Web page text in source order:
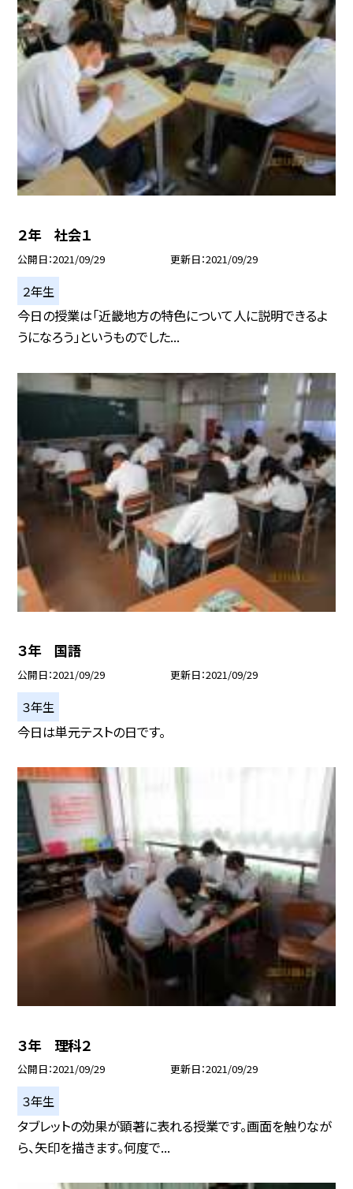
２年 社会１
公開日 2021/09/29 更新日 2021/09/29
２年生
今日の授業は「近畿地方の特色について人に説明できるよ
うになろう」というものでした...
３年 国語
公開日 2021/09/29 更新日 2021/09/29
３年生
今日は単元テストの日です。
３年 理科２
公開日 2021/09/29 更新日 2021/09/29
３年生
タブレットの効果が顕著に表れる授業です。画面を触りなが
ら、矢印を描きます。何度で...